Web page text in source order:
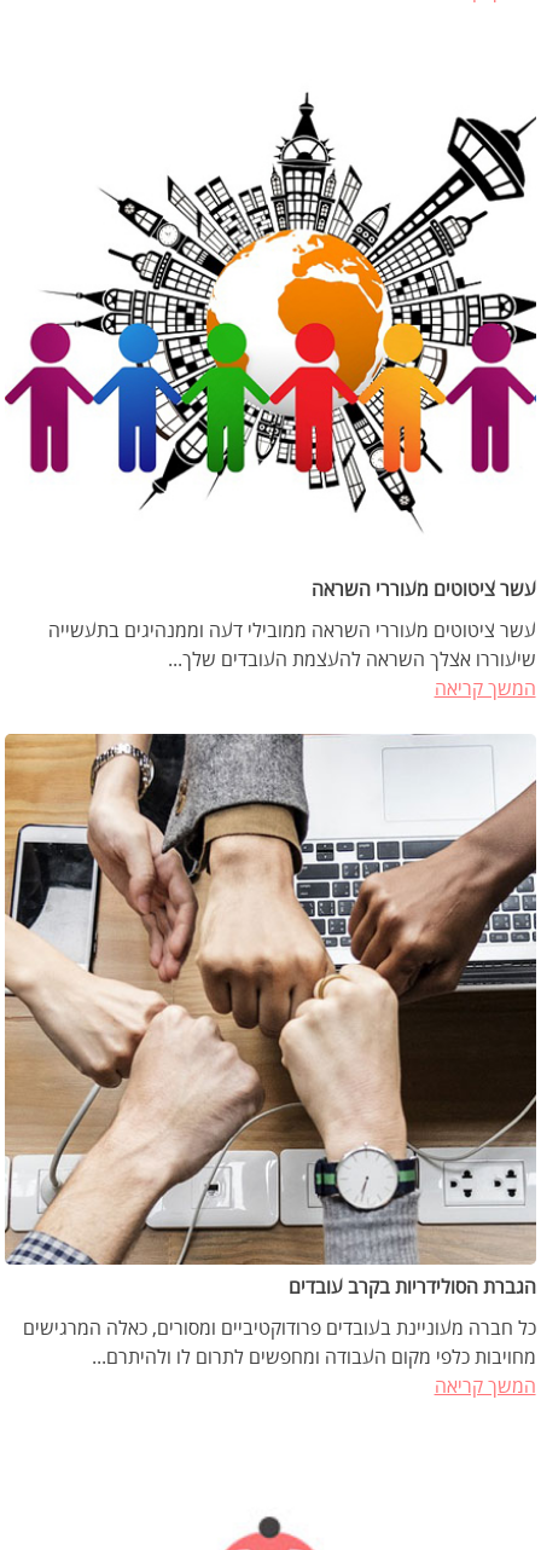
עשר ציטוטים מעוררי השראה
עשר ציטוטים מעוררי השראה ממובילי דעה וממנהיגים בתעשייה
שיעוררו אצלך השראה להעצמת העובדים שלך...
המשך קריאה
הגברת הסולידריות בקרב עובדים
כל חברה מעוניינת בעובדים פרודוקטיביים ומסורים, כאלה המרגישים
מחויבות כלפי מקום העבודה ומחפשים לתרום לו ולהיתרם...
המשך קריאה